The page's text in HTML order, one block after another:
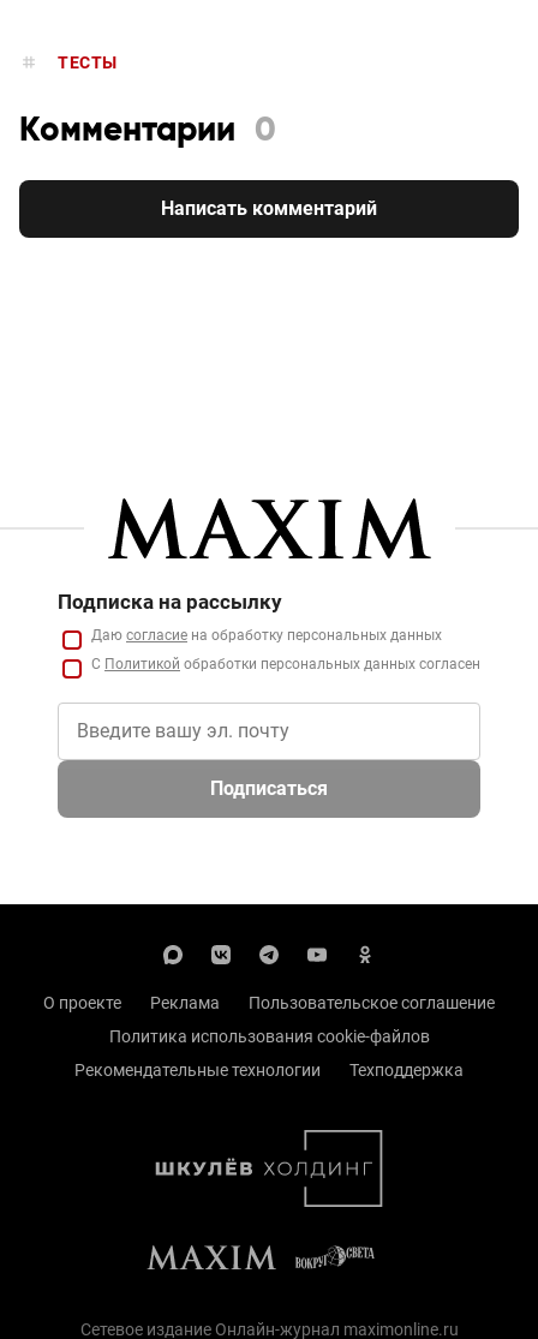
ТЕСТЫ
Комментарии 0
Написать комментарий
Подписка на рассылку
Даю согласие на обработку персональных данных
С Политикой обработки персональных данных согласен
Подписаться
О проекте Реклама
Пользовательское соглашение
Политика использования cookie-файлов
Рекомендательные технологии
Техподдержка
Сетевое издание Онлайн-журнал maximonline.ru